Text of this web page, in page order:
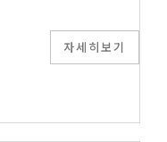
자세히보기